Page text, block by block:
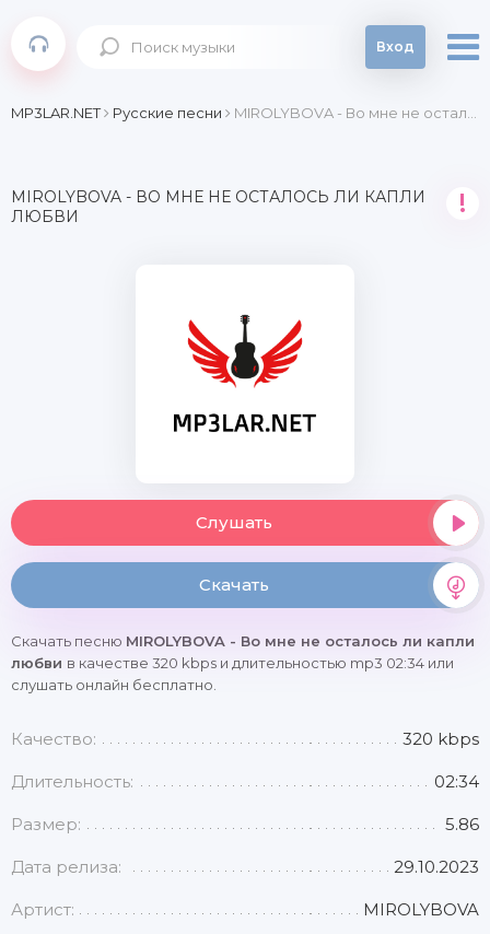
Вход
MP3LAR.NET Русские песни MIROLYBOVA - Во мне не осталось ли капли любви
MIROLYBOVA - ВО МНЕ НЕ ОСТАЛОСЬ ЛИ КАПЛИ
ЛЮБВИ
!
Слушать
Скачать
Скачать песню MIROLYBOVA - Во мне не осталось ли капли
любви в качестве 320 kbps и длительностью mp3 02:34 или
слушать онлайн бесплатно.
Качество: 320 kbps
Длительность: 02:34
Размер: 5.86
Дата релиза: 29.10.2023
Артист: MIROLYBOVA